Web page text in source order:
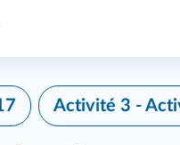
Activité 3 -